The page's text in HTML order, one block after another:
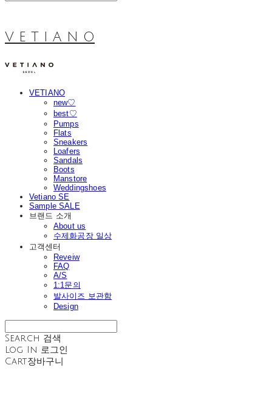
V E T I A N O
VETIANO
new♡
best♡
Pumps
Flats
Sneakers
Loafers
Sandals
Boots
Manstore
Weddingshoes
Vetiano SE
Sample SALE
브랜드 소개
About us
수제화공장 일상
고객센터
Reveiw
FAQ
A/S
1:1문의
발사이즈 보관함
Design
Search 검색
Log In 로그인
Cart장바구니